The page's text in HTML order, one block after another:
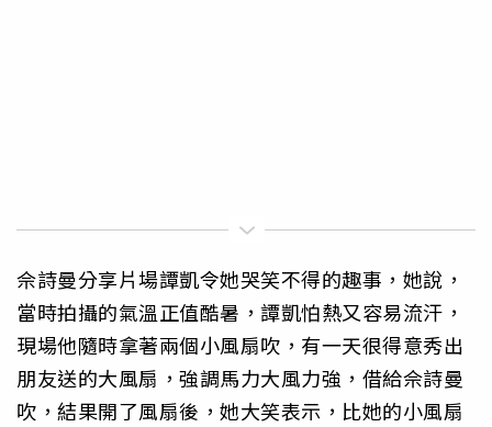
佘詩曼分享片場譚凱令她哭笑不得的趣事，她說，
當時拍攝的氣溫正值酷暑，譚凱怕熱又容易流汗，
現場他隨時拿著兩個小風扇吹，有一天很得意秀出
朋友送的大風扇，強調馬力大風力強，借給佘詩曼
吹，結果開了風扇後，她大笑表示，比她的小風扇